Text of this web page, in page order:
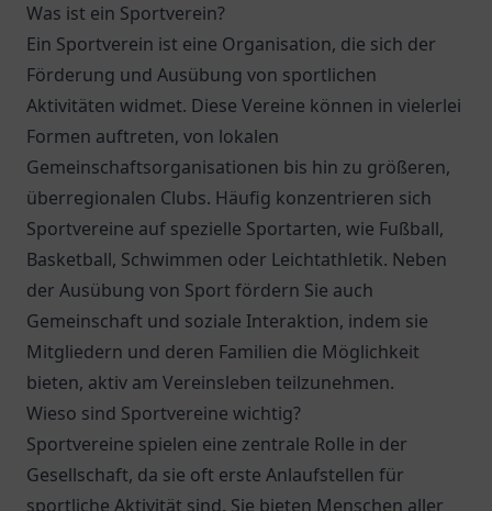
Was ist ein Sportverein?
Ein Sportverein ist eine Organisation, die sich der
Förderung und Ausübung von sportlichen
Aktivitäten widmet. Diese Vereine können in vielerlei
Formen auftreten, von lokalen
Gemeinschaftsorganisationen bis hin zu größeren,
überregionalen Clubs. Häufig konzentrieren sich
Sportvereine auf spezielle Sportarten, wie Fußball,
Basketball, Schwimmen oder Leichtathletik. Neben
der Ausübung von Sport fördern Sie auch
Gemeinschaft und soziale Interaktion, indem sie
Mitgliedern und deren Familien die Möglichkeit
bieten, aktiv am Vereinsleben teilzunehmen.
Wieso sind Sportvereine wichtig?
Sportvereine spielen eine zentrale Rolle in der
Gesellschaft, da sie oft erste Anlaufstellen für
sportliche Aktivität sind. Sie bieten Menschen aller